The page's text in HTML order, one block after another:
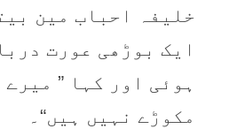
خلیفہ احباب مین
ایک بوڑھی عورت
ہوئی اور کہا ”
مکوڑے نہیں ہیں“۔